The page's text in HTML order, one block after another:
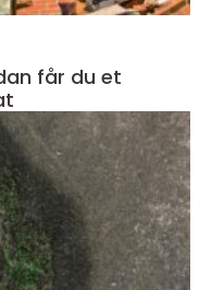
får du et